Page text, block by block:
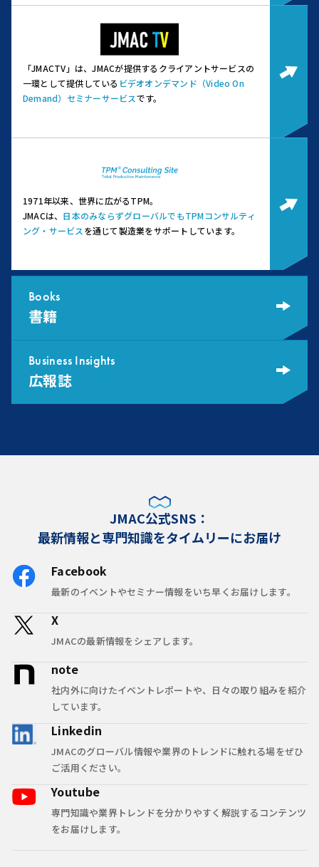
「JMACTV」は、JMACが提供するクライアントサービスの
一環として提供している ビデオオンデマンド（Video On
Demand）セミナーサービスです。
1971年以来、世界に広がるTPM。
JMACは、 日本のみならずグローバルでもTPMコンサルティ
ング・サービス を通じて製造業をサポートしています。
Books
書籍
Business Insights
広報誌
JMAC公式SNS：
最新情報と専門知識をタイムリーにお届け
Facebook
最新のイベントやセミナー情報をいち早くお届けします。
X
JMACの最新情報をシェアします。
note
社内外に向けたイベントレポートや、日々の取り組みを紹介
しています。
Linkedin
JMACのグローバル情報や業界のトレンドに触れる場をぜひ
ご活用ください。
Youtube
専門知識や業界トレンドを分かりやすく解説するコンテンツ
をお届けします。